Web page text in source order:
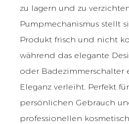
zu lagern und zu
Pumpmechanismus stellt
Produkt frisch und nicht
während das elegante
oder Badezimmerschalter
Eleganz verleiht. Perfekt
persönlichen Gebrauch
professionellen